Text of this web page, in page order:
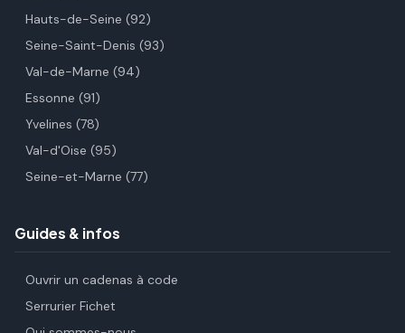
Hauts-de-Seine (92)
Seine-Saint-Denis (93)
Val-de-Marne (94)
Essonne (91)
Yvelines (78)
Val-d'Oise (95)
Seine-et-Marne (77)
Guides & infos
Ouvrir un cadenas à code
Serrurier Fichet